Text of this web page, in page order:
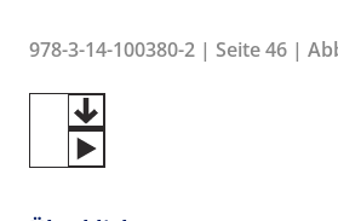
978-3-14-100380-2 | Seite 46 |